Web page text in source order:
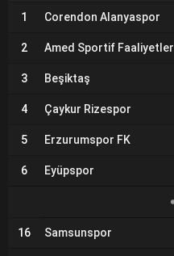
1 Corendon Alanyaspor
2 Amed Sportif Faaliyetler
3 Beşiktaş
4 Çaykur Rizespor
5 Erzurumspor FK
6 Eyüpspor
16 Samsunspor